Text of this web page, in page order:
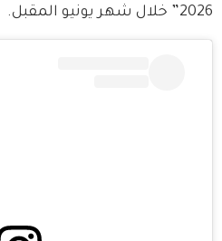
2026” خلال شهر يونيو المقبل.